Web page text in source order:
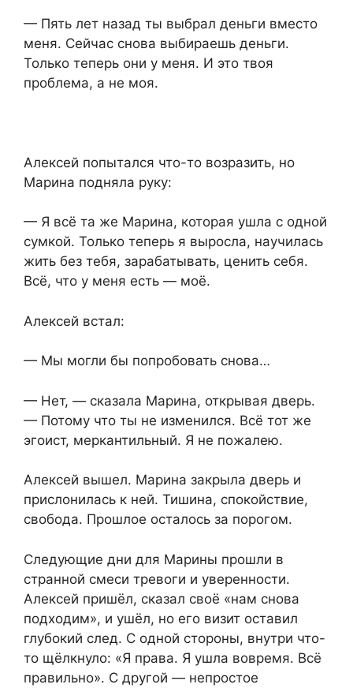
— Пять лет назад ты выбрал деньги вместо
меня. Сейчас снова выбираешь деньги.
Только теперь они у меня. И это твоя
проблема, а не моя.
Алексей попытался что-то возразить, но
Марина подняла руку:
— Я всё та же Марина, которая ушла с одной
сумкой. Только теперь я выросла, научилась
жить без тебя, зарабатывать, ценить себя.
Всё, что у меня есть — моё.
Алексей встал:
— Мы могли бы попробовать снова…
— Нет, — сказала Марина, открывая дверь.
— Потому что ты не изменился. Всё тот же
эгоист, меркантильный. Я не пожалею.
Алексей вышел. Марина закрыла дверь и
прислонилась к ней. Тишина, спокойствие,
свобода. Прошлое осталось за порогом.
Следующие дни для Марины прошли в
странной смеси тревоги и уверенности.
Алексей пришёл, сказал своё «нам снова
подходим», и ушёл, но его визит оставил
глубокий след. С одной стороны, внутри что-
то щёлкнуло: «Я права. Я ушла вовремя. Всё
правильно». С другой — непростое